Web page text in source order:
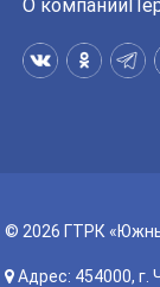
О компании
© 2026 ГТРК
Адрес: 454000, г.